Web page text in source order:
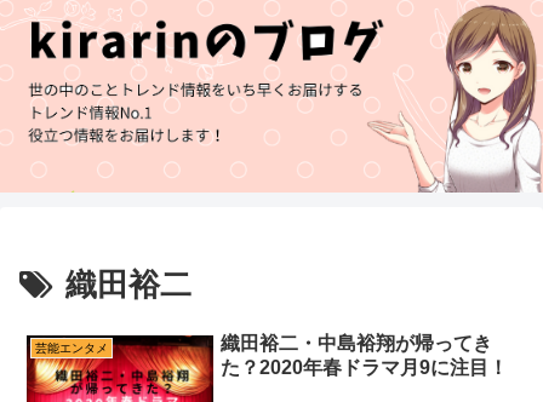
織田裕二
芸能エンタメ
織田裕二・中島裕翔が帰ってき
た？2020年春ドラマ月9に注目！